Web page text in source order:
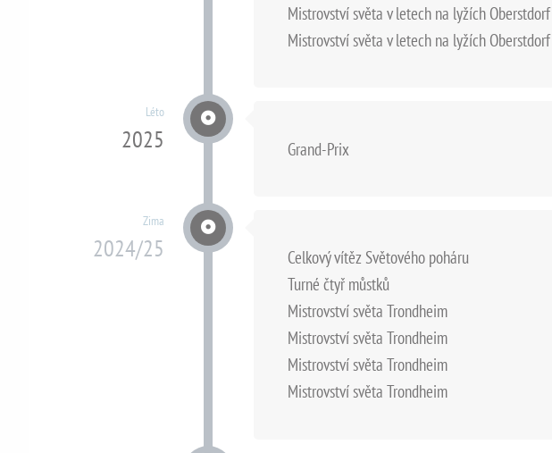
Mistrovství světa v letech na lyžích Oberstdorf
Mistrovství světa v letech na lyžích Oberstdorf
Léto
2025 Grand-Prix
Zima
2024/25 Celkový vítěz Světového poháru
Turné čtyř můstků
Mistrovství světa Trondheim
Mistrovství světa Trondheim
Mistrovství světa Trondheim
Mistrovství světa Trondheim